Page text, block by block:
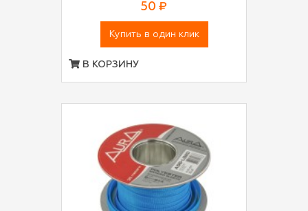
50 ₽
Купить в один клик
В КОРЗИНУ